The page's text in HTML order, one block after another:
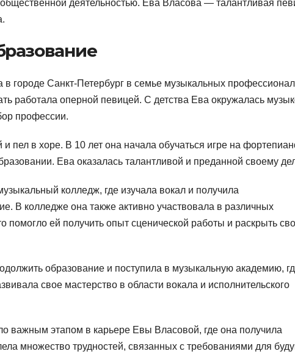
общественной деятельностью. Ева Власова — талантливая
городе Санкт-Петербург в семье музыкальных
работала оперной певицей. С детства Ева окружалась
профессии.
пел в хоре. В 10 лет она начала обучаться игре на
Ева оказалась талантливой и преданной своему
колледж, где изучала вокал и получила
В колледже она также активно участвовала в различных
помогло ей получить опыт сценической работы и раскрыть
образование и поступила в музыкальную академию,
свое мастерство в области вокала и исполнительского
важным этапом в карьере Евы Власовой, где она получила
множество трудностей, связанных с требованиями для